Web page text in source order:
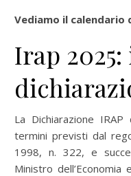
Vediamo il calendario
Irap
La Dichiarazione
termini previsti dal
1998, n. 322, e
Ministro